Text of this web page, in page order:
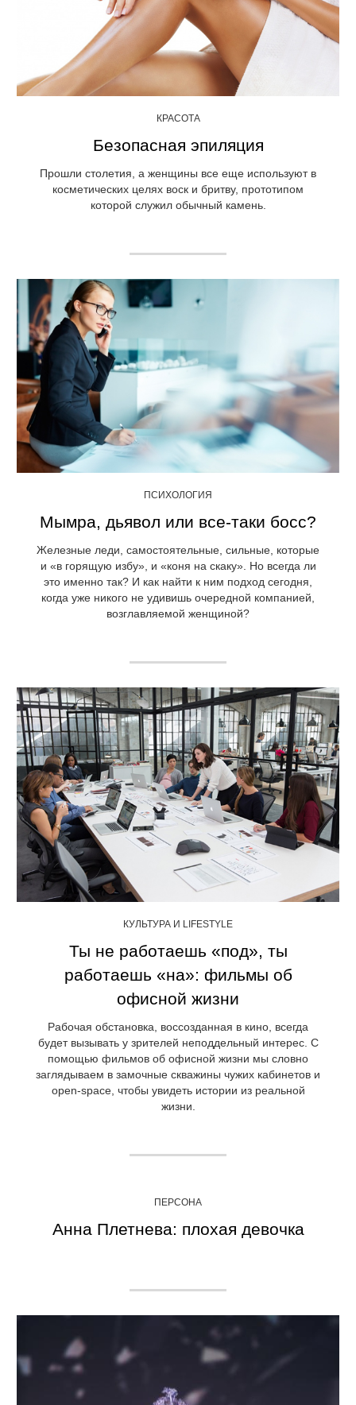
КРАСОТА
Безопасная эпиляция
Прошли столетия, а женщины все еще используют в
косметических целях воск и бритву, прототипом
которой служил обычный камень.
ПСИХОЛОГИЯ
Мымра, дьявол или все-таки босс?
Железные леди, самостоятельные, сильные, которые
и «в горящую избу», и «коня на скаку». Но всегда ли
это именно так? И как найти к ним подход сегодня,
когда уже никого не удивишь очередной компанией,
возглавляемой женщиной?
КУЛЬТУРА И LIFESTYLE
Ты не работаешь «под», ты
работаешь «на»: фильмы об
офисной жизни
Рабочая обстановка, воссозданная в кино, всегда
будет вызывать у зрителей неподдельный интерес. С
помощью фильмов об офисной жизни мы словно
заглядываем в замочные скважины чужих кабинетов и
open-space, чтобы увидеть истории из реальной
жизни.
ПЕРСОНА
Анна Плетнева: плохая девочка